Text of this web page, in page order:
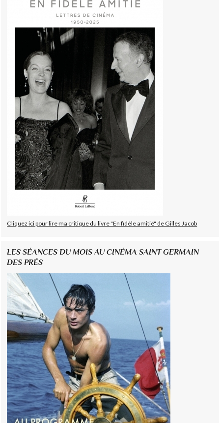
Cliquez ici pour lire ma critique du livre "En fidèle amitié" de Gilles Jacob
LES SÉANCES DU MOIS AU CINÉMA SAINT GERMAIN
DES PRÉS